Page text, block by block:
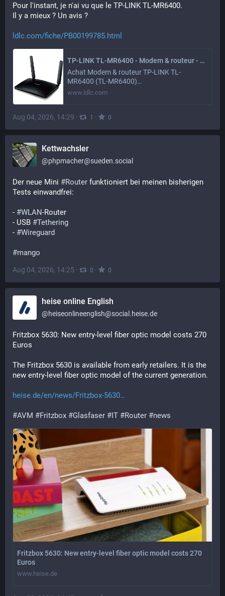
Pour l'instant, je n'ai vu que le TP-LINK TL-MR6400.
Il y a mieux ? Un avis ?
ldlc.com/fiche/PB00199785.html
TP-LINK TL-MR6400 - Modem & routeur - LDLC
Achat Modem & routeur TP-LINK TL-
MR6400 (TL-MR6400)…
www.ldlc.com
Aug 04, 2026, 14:29 · 1 · 0
Kettwachsler
@phpmacher@sueden.social
Der neue Mini #Router funktioniert bei meinen bisherigen
Tests einwandfrei:
- #WLAN-Router
- USB #Tethering
- #Wireguard
#mango
Aug 04, 2026, 14:25 · 0 · 0
heise online English
@heiseonlineenglish@social.heise.de
Fritzbox 5630: New entry-level fiber optic model costs 270
Euros
The Fritzbox 5630 is available from early retailers. It is the
new entry-level fiber optic model of the current generation.
heise.de/en/news/Fritzbox-5630
#AVM #Fritzbox #Glasfaser #IT #Router #news
Fritzbox 5630: New entry-level fiber optic model costs 270
Euros
www.heise.de